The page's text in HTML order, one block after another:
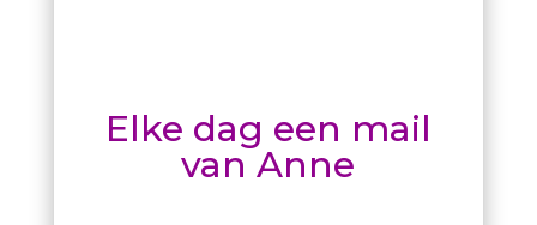
Elke dag een mail
van Anne